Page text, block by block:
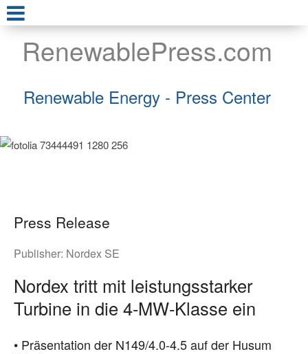
RenewablePress.com
Renewable Energy - Press Center
Press Release
Publisher: Nordex SE
Nordex tritt mit leistungsstarker
Turbine in die 4-MW-Klasse ein
• Präsentation der N149/4.0-4.5 auf der Husum